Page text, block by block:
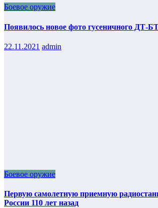
Боевое оружие
Появилось новое фото гусеничного ДТ-
22.11.2021 admin
Боевое оружие
Первую самолетную приемную
России 110 лет назад